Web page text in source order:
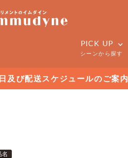
PICK UP
シーンから探す
及び配送スケジュールのご案内